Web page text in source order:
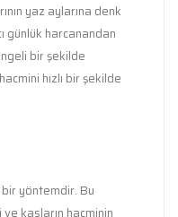
yaz aylarına denk
günlük harcanandan
bir şekilde
hızlı bir şekilde
yöntemdir. Bu
kasların hacminin